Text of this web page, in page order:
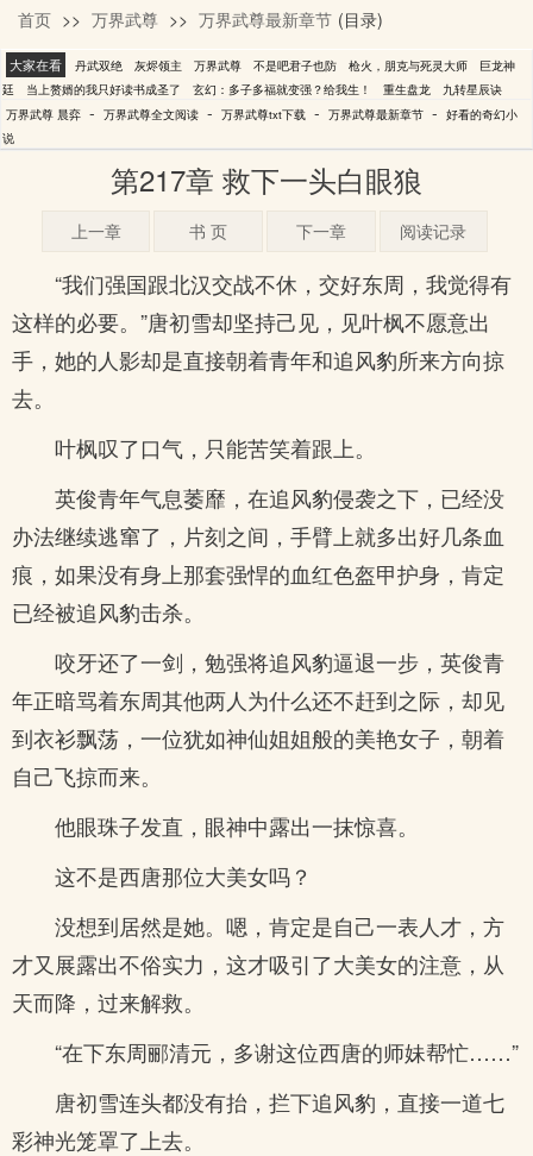
晨弈
首页 >> 万界武尊 >> 万界武尊最新章节 (目录)
大家在看 丹武双绝 灰烬领主 万界武尊 不是吧君子也防 枪火，朋克与死灵大师
巨龙神
廷
当上赘婿的我只好读书成圣了 玄幻：多子多福就变强？给我生！ 重生盘龙
九转星辰诀
万界武尊 晨弈 - 万界武尊全文阅读 - 万界武尊txt下载 - 万界武尊最新章节 - 好看的奇幻小
说
第217章 救下一头白眼狼
上一章 书 页 下一章 阅读记录
“我们强国跟北汉交战不休，交好东周，我觉得有
这样的必要。”唐初雪却坚持己见，见叶枫不愿意出
手，她的人影却是直接朝着青年和追风豹所来方向掠
去。
叶枫叹了口气，只能苦笑着跟上。
英俊青年气息萎靡，在追风豹侵袭之下，已经没
办法继续逃窜了，片刻之间，手臂上就多出好几条血
痕，如果没有身上那套强悍的血红色盔甲护身，肯定
已经被追风豹击杀。
咬牙还了一剑，勉强将追风豹逼退一步，英俊青
年正暗骂着东周其他两人为什么还不赶到之际，却见
到衣衫飘荡，一位犹如神仙姐姐般的美艳女子，朝着
自己飞掠而来。
他眼珠子发直，眼神中露出一抹惊喜。
这不是西唐那位大美女吗？
没想到居然是她。嗯，肯定是自己一表人才，方
才又展露出不俗实力，这才吸引了大美女的注意，从
天而降，过来解救。
“在下东周郦清元，多谢这位西唐的师妹帮忙……”
唐初雪连头都没有抬，拦下追风豹，直接一道七
彩神光笼罩了上去。